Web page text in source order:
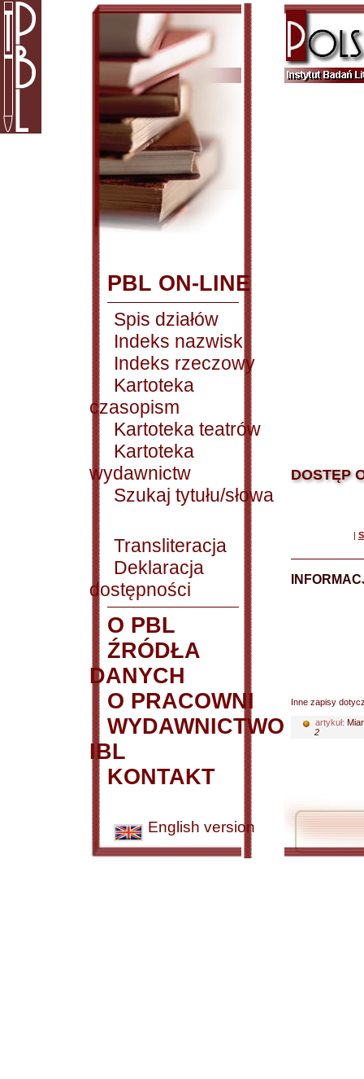
PBL ON-LINE
Spis działów
Indeks nazwisk
Indeks rzeczowy
Kartoteka
czasopism
Kartoteka teatrów
Kartoteka
wydawnictw
Szukaj tytułu/słowa
Transliteracja
Deklaracja
dostępności
O PBL
ŹRÓDŁA
DANYCH
O PRACOWNI
WYDAWNICTWO
IBL
KONTAKT
English version
DOSTĘP
|
Inne zapisy
artykuł:
2